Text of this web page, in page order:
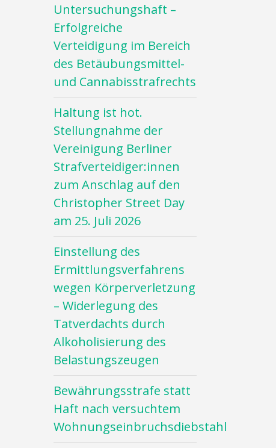
Untersuchungshaft –
Erfolgreiche
Verteidigung im Bereich
des Betäubungsmittel-
und Cannabisstrafrechts
Haltung ist hot.
Stellungnahme der
Vereinigung Berliner
Strafverteidiger:innen
zum Anschlag auf den
Christopher Street Day
am 25. Juli 2026
Einstellung des
Ermittlungsverfahrens
wegen Körperverletzung
– Widerlegung des
Tatverdachts durch
Alkoholisierung des
Belastungszeugen
Bewährungsstrafe statt
Haft nach versuchtem
Wohnungseinbruchsdiebstahl